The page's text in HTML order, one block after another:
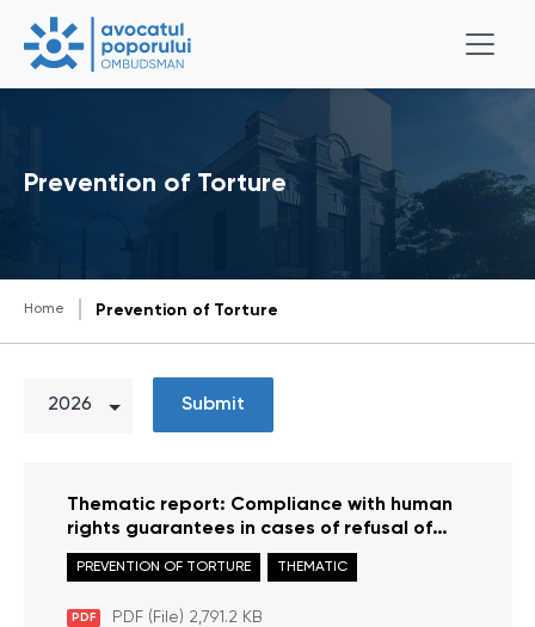
Prevention of Torture
Home Prevention of Torture
Submit
Thematic report: Compliance with human
rights guarantees in cases of refusal of
entry at the Chisinau International Airport,
including in the context of asylum seekers
PDF PDF (File) 2,791.2 KB
PREVENTION OF TORTURE THEMATIC